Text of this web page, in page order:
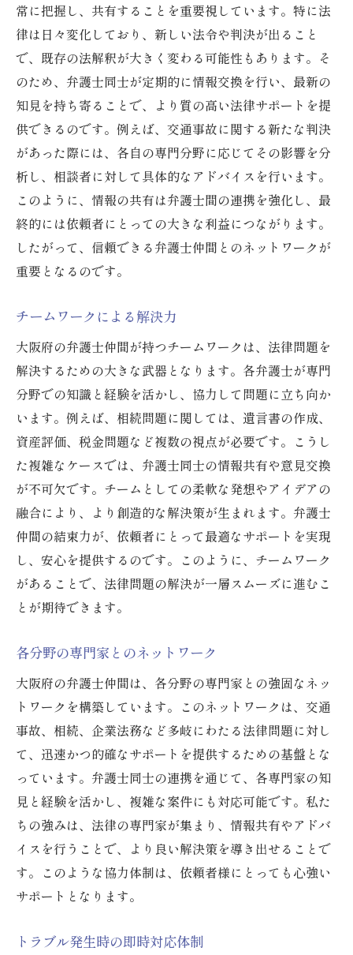
常に把握し、共有することを重要視しています。特に法
律は日々変化しており、新しい法令や判決が出ること
で、既存の法解釈が大きく変わる可能性もあります。そ
のため、弁護士同士が定期的に情報交換を行い、最新の
知見を持ち寄ることで、より質の高い法律サポートを提
供できるのです。例えば、交通事故に関する新たな判決
があった際には、各自の専門分野に応じてその影響を分
析し、相談者に対して具体的なアドバイスを行います。
このように、情報の共有は弁護士間の連携を強化し、最
終的には依頼者にとっての大きな利益につながります。
したがって、信頼できる弁護士仲間とのネットワークが
重要となるのです。
チームワークによる解決力
大阪府の弁護士仲間が持つチームワークは、法律問題を
解決するための大きな武器となります。各弁護士が専門
分野での知識と経験を活かし、協力して問題に立ち向か
います。例えば、相続問題に関しては、遺言書の作成、
資産評価、税金問題など複数の視点が必要です。こうし
た複雑なケースでは、弁護士同士の情報共有や意見交換
が不可欠です。チームとしての柔軟な発想やアイデアの
融合により、より創造的な解決策が生まれます。弁護士
仲間の結束力が、依頼者にとって最適なサポートを実現
し、安心を提供するのです。このように、チームワーク
があることで、法律問題の解決が一層スムーズに進むこ
とが期待できます。
各分野の専門家とのネットワーク
大阪府の弁護士仲間は、各分野の専門家との強固なネッ
トワークを構築しています。このネットワークは、交通
事故、相続、企業法務など多岐にわたる法律問題に対し
て、迅速かつ的確なサポートを提供するための基盤とな
っています。弁護士同士の連携を通じて、各専門家の知
見と経験を活かし、複雑な案件にも対応可能です。私た
ちの強みは、法律の専門家が集まり、情報共有やアドバ
イスを行うことで、より良い解決策を導き出せることで
す。このような協力体制は、依頼者様にとっても心強い
サポートとなります。
トラブル発生時の即時対応体制